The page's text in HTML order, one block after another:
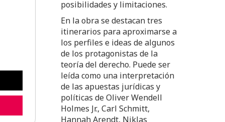
posibilidades y limitaciones.
En la obra se destacan tres
itinerarios para aproximarse a
los perfiles e ideas de algunos
de los protagonistas de la
teoría del derecho. Puede ser
leída como una interpretación
de las apuestas jurídicas y
políticas de Oliver Wendell
Holmes Jr., Carl Schmitt,
Hannah Arendt, Niklas